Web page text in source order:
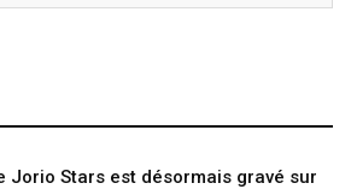
Jorio Stars est désormais gravé sur